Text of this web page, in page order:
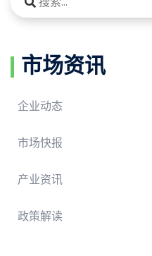
市场资讯
企业动态
市场快报
产业资讯
政策解读